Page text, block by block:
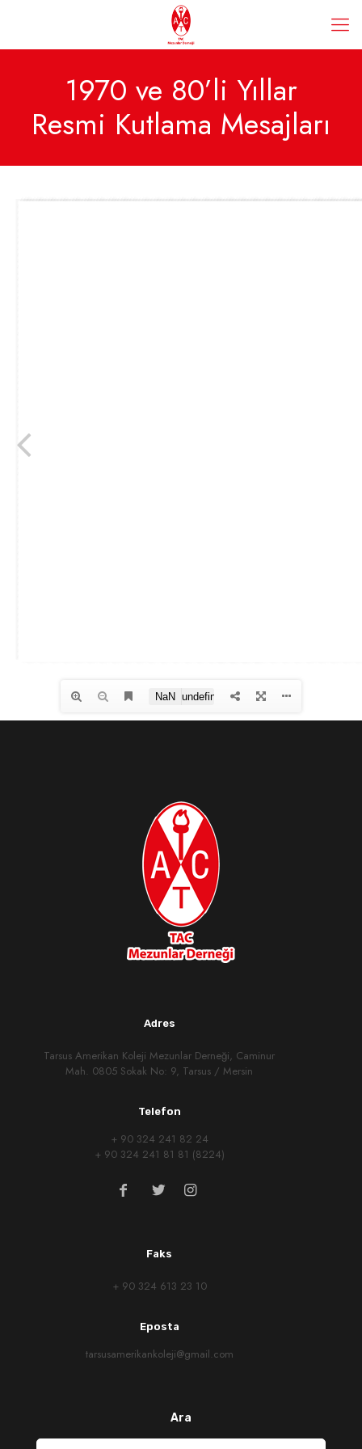
1970 ve 80’li Yıllar
Resmi Kutlama Mesajları
Adres
Tarsus Amerikan Koleji Mezunlar Derneği, Caminur
Mah. 0805 Sokak No: 9, Tarsus / Mersin
Telefon
+ 90 324 241 82 24
+ 90 324 241 81 81 (8224)
Faks
+ 90 324 613 23 10
Eposta
tarsusamerikankoleji@gmail.com
Ara